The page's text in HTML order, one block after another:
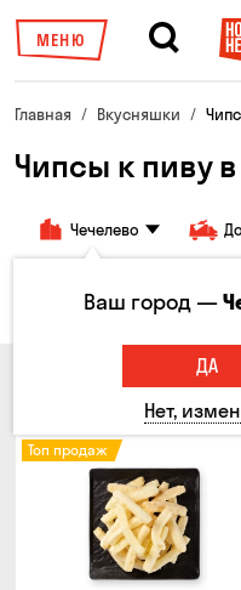
МЕНЮ
Главная Вкусняшки
Чипсы к пиву
Чечелево
Кукуруза Семечки
Топ продаж
Ваш город —
ДА
Нет,